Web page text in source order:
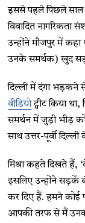
इससे पहले पिछले साल
विवादित
उन्होंने मौजपुर में
उनके समर्थक) खुद
दिल्ली में दंगा भड़कने
वीडियोट्वीट किया
समर्थन में जुड़ी भीड़
साथ उत्तर-पूर्वी
मिश्रा कहते दिखते हैं,
इसलिए उन्होंने सड़कें
कर दिए हैं. हमने कोई
आपकी तरफ से मैं उनको